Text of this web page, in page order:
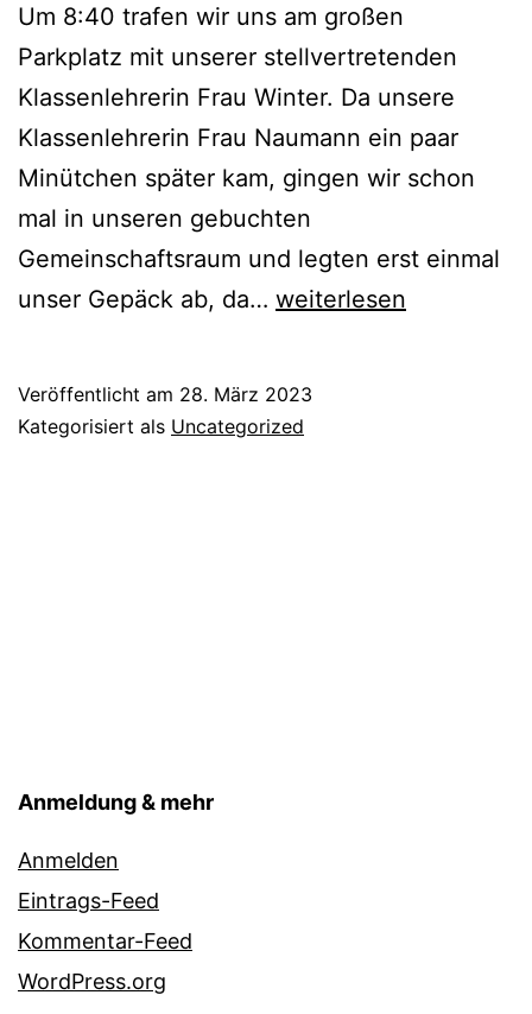
Um 8:40 trafen wir uns am großen
Parkplatz mit unserer stellvertretenden
Klassenlehrerin Frau Winter. Da unsere
Klassenlehrerin Frau Naumann ein paar
Minütchen später kam, gingen wir schon
mal in unseren gebuchten
Gemeinschaftsraum und legten erst einmal
unser Gepäck ab, da… Die
8a
weiterlesen
Veröffentlicht am 28. März 2023
Kategorisiert als Uncategorized
Anmeldung & mehr
Anmelden
Eintrags-Feed
Kommentar-Feed
WordPress.org